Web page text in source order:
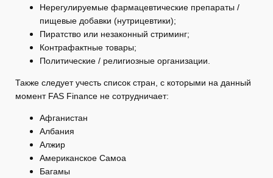
Нерегулируемые фармацевтические препараты /
пищевые добавки (нутрицевтики);
Пиратство или незаконный стриминг;
Контрафактные товары;
Политические / религиозные организации.
Также следует учесть список стран, с которыми на данный
момент FAS Finance не сотрудничает:
Афганистан
Албания
Алжир
Американское Самоа
Багамы